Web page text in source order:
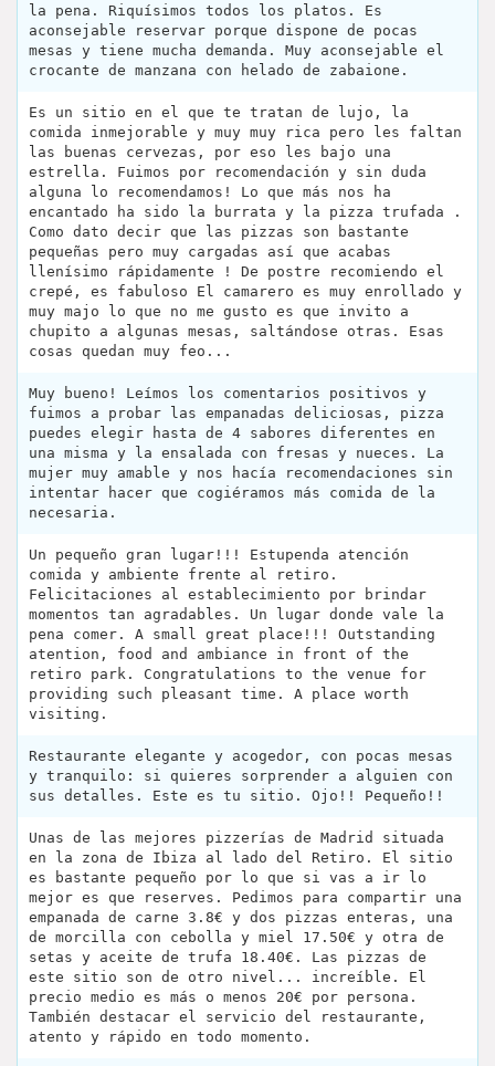
la pena. Riquísimos todos los platos. Es
aconsejable reservar porque dispone de pocas
mesas y tiene mucha demanda. Muy aconsejable el
crocante de manzana con helado de zabaione.
Es un sitio en el que te tratan de lujo, la
comida inmejorable y muy muy rica pero les faltan
las buenas cervezas, por eso les bajo una
estrella. Fuimos por recomendación y sin duda
alguna lo recomendamos! Lo que más nos ha
encantado ha sido la burrata y la pizza trufada .
Como dato decir que las pizzas son bastante
pequeñas pero muy cargadas así que acabas
llenísimo rápidamente ! De postre recomiendo el
crepé, es fabuloso El camarero es muy enrollado y
muy majo lo que no me gusto es que invito a
chupito a algunas mesas, saltándose otras. Esas
cosas quedan muy feo...
Muy bueno! Leímos los comentarios positivos y
fuimos a probar las empanadas deliciosas, pizza
puedes elegir hasta de 4 sabores diferentes en
una misma y la ensalada con fresas y nueces. La
mujer muy amable y nos hacía recomendaciones sin
intentar hacer que cogiéramos más comida de la
necesaria.
Un pequeño gran lugar!!! Estupenda atención
comida y ambiente frente al retiro.
Felicitaciones al establecimiento por brindar
momentos tan agradables. Un lugar donde vale la
pena comer. A small great place!!! Outstanding
atention, food and ambiance in front of the
retiro park. Congratulations to the venue for
providing such pleasant time. A place worth
visiting.
Restaurante elegante y acogedor, con pocas mesas
y tranquilo: si quieres sorprender a alguien con
sus detalles. Este es tu sitio. Ojo!! Pequeño!!
Unas de las mejores pizzerías de Madrid situada
en la zona de Ibiza al lado del Retiro. El sitio
es bastante pequeño por lo que si vas a ir lo
mejor es que reserves. Pedimos para compartir una
empanada de carne 3.8€ y dos pizzas enteras, una
de morcilla con cebolla y miel 17.50€ y otra de
setas y aceite de trufa 18.40€. Las pizzas de
este sitio son de otro nivel... increíble. El
precio medio es más o menos 20€ por persona.
También destacar el servicio del restaurante,
atento y rápido en todo momento.